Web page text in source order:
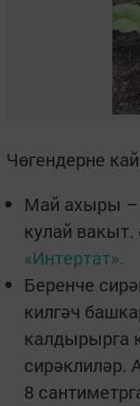
Чөгендерне
Май ахыры –
кулай
«Интертат».
Беренче
килгәч
калдырырга
сирәклиләр.
8